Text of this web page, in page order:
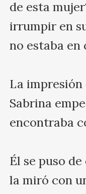
de esta
irrumpir en
no estaba en
La impresión
Sabrina
encontraba
Él se puso
la miró con